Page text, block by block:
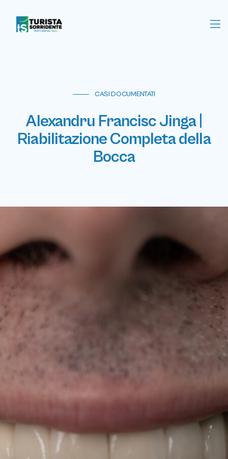
CASI DOCUMENTATI
Alexandru Francisc Jinga |
Riabilitazione Completa della
Bocca